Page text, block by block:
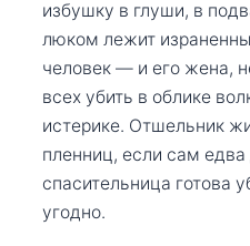
избушку в глуши, в
люком лежит
человек — и его жена,
всех убить в облике
истерике. Отшельник
пленниц, если сам
спасительница готова
угодно.